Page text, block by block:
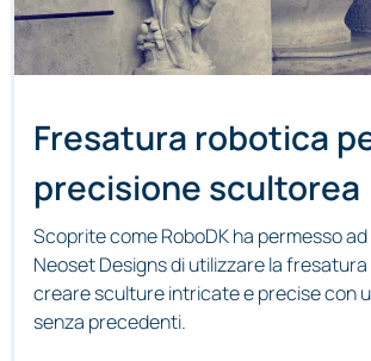
Fresatura robotica
precisione scultorea
Scoprite come RoboDK ha permesso
Neoset Designs di utilizzare la
creare sculture intricate e precise con
senza precedenti.